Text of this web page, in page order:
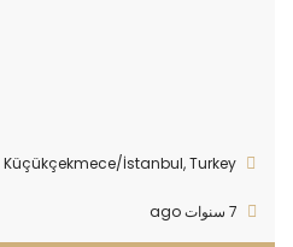
Cd No:23, 34290 Küçükçekmece/İstanbul, Turkey